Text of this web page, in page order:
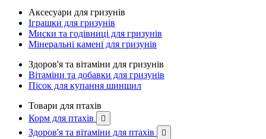
Аксесуари для гризунів
Іграшки для гризунів
Миски та годівниці для гризунів
Мінеральні камені для гризунів
Здоров'я та вітаміни для гризунів
Вітаміни та добавки для гризунів
Пісок для купання шиншил
Товари для птахів
Корм для птахів

Здоров'я та вітаміни для птахів 